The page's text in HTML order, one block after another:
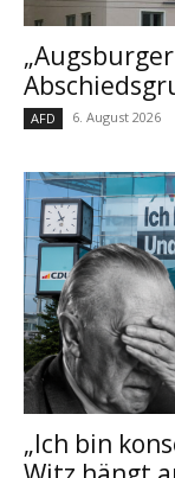
AFD 6. August 2026
„Ich bin